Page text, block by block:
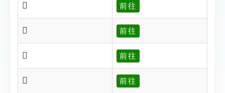
𢶂 前往
𢶃 前往
𢶃 前往
𢶄 前往